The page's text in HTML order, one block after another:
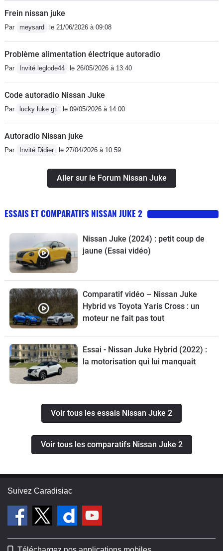
Frein nissan juke
Par meysard le 21/06/2026 à 09:08
Problème alimentation électrique autoradio
Par Invité leglode44 le 26/05/2026 à 13:40
Code autoradio Nissan Juke
Par lucky luke gti le 09/05/2026 à 14:00
Autoradio Nissan juke
Par Invité Didier le 27/04/2026 à 10:59
Aller sur le Forum Nissan Juke
ESSAIS ET COMPARATIFS NISSAN JUKE 2
Nissan Juke (2024) : petit coup de
jaune (Essai vidéo)
Comparatif vidéo – Nissan Juke
Hybrid vs Toyota Yaris Cross : un
moteur ne fait pas tout
Essai - Nissan Juke Hybrid (2022) :
la motorisation qui lui manquait
Voir tous les essais Nissan Juke 2
Voir tous les comparatifs Nissan Juke 2
Suivez Caradisiac